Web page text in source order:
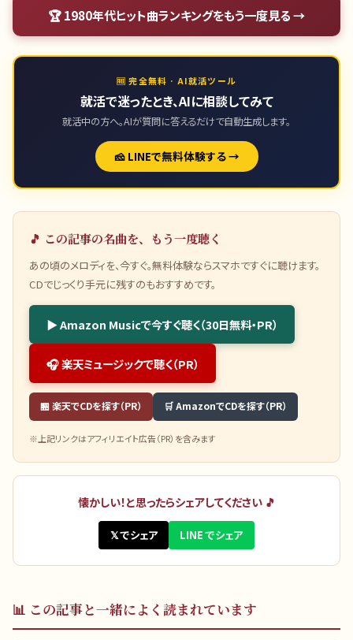
🏆1980年代ヒット曲ランキングをもう一度見る →
🆓 完全無料 · AI就活ツール
就活で迷ったとき、AIに相談してみて
就活中の方へ。AIが質問に答えるだけで自動生成します。
🧀 LINEで無料体験する →
🎵 この記事の名曲を、もう一度聴く
あの頃のメロディを、今すぐ。無料体験ならスマホですぐに聴けます。
CDでじっくり手元に残すのもおすすめです。
▶ Amazon Musicで今すぐ聴く（30日無料・PR）
🎧 楽天ミュージックで聴く（PR）
🏪 楽天でCDを探す（PR） 🛒 AmazonでCDを探す（PR）
※上記リンクはアフィリエイト広告（PR）を含みます
懐かしい！と思ったらシェアしてください 🎵
𝕏 でシェア LINE でシェア
📊 この記事と一緒によく読まれています